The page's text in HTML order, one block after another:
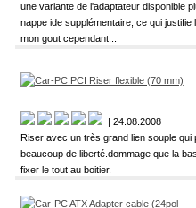
une variante de l'adaptateur disponible
nappe ide supplémentaire, ce qui
mon gout cependant...
| 24.08.2008
Riser avec un très grand lien souple qui
beaucoup de liberté.dommage que la
fixer le tout au boitier.